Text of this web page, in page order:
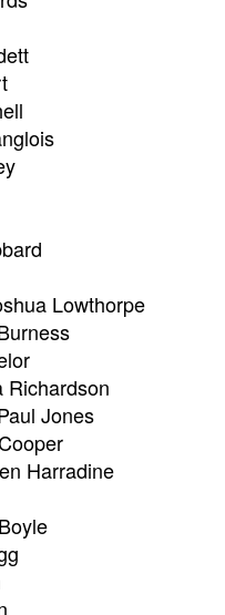
Lowthorpe
Richardson
Jones
Harradine